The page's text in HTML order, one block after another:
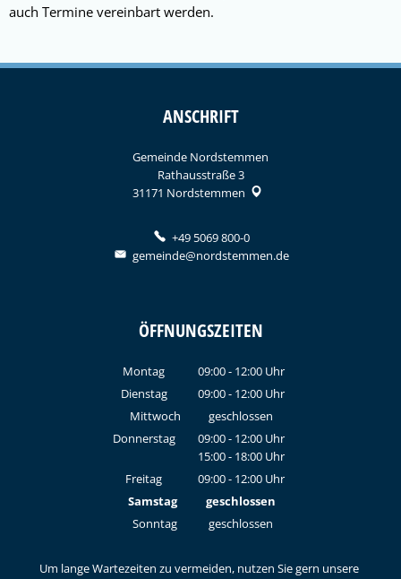
auch Termine vereinbart werden.
ANSCHRIFT
Gemeinde Nordstemmen
Rathausstraße 3
31171 Nordstemmen
+49 5069 800-0
gemeinde@nordstemmen.de
ÖFFNUNGSZEITEN
Montag 09:00- 12:00Uhr
Von 09:00 bis 12:00 Uhr
Dienstag 09:00- 12:00Uhr
Von 09:00 bis 12:00 Uhr
Mittwoch
geschlossen
Donnerstag
09:00- 12:00Uhr
Von 09:00 bis 12:00 Uhr
15:00- 18:00Uhr
Von 15:00 bis 18:00 Uhr
Freitag 09:00- 12:00Uhr
Von 09:00 bis 12:00 Uhr
Samstag
geschlossen
Sonntag
geschlossen
Um lange Wartezeiten zu vermeiden, nutzen Sie gern unsere